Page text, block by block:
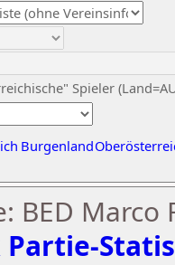
Spieler
Burgenland
BED Marco
Partie-